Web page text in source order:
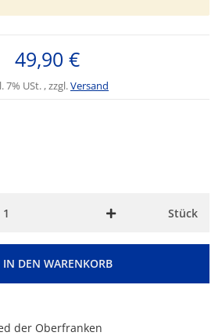
der Oberfranken
49,90 €
7% USt. , zzgl.Versand
Stück
IN DEN WARENKORB